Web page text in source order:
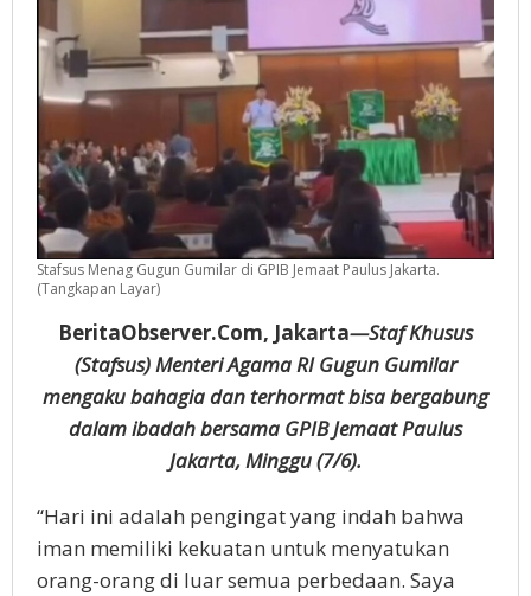
Stafsus Menag Gugun Gumilar di GPIB Jemaat Paulus Jakarta.
(Tangkapan Layar)
BeritaObserver.Com, Jakarta—Staf Khusus
(Stafsus) Menteri Agama RI Gugun Gumilar
mengaku bahagia dan terhormat bisa bergabung
dalam ibadah bersama GPIB Jemaat Paulus
Jakarta, Minggu (7/6).
“Hari ini adalah pengingat yang indah bahwa
iman memiliki kekuatan untuk menyatukan
orang-orang di luar semua perbedaan. Saya